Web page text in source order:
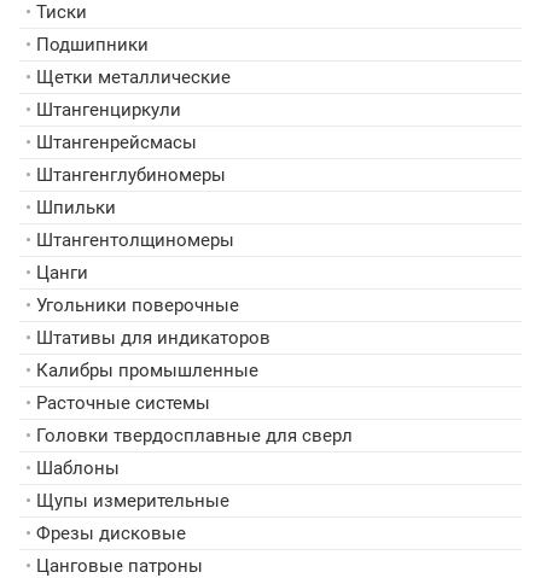
• Тиски
• Подшипники
• Щетки металлические
• Штангенциркули
• Штангенрейсмасы
• Штангенглубиномеры
• Шпильки
• Штангентолщиномеры
• Цанги
• Угольники поверочные
• Штативы для индикаторов
• Калибры промышленные
• Расточные системы
• Головки твердосплавные для сверл
• Шаблоны
• Щупы измерительные
• Фрезы дисковые
• Цанговые патроны